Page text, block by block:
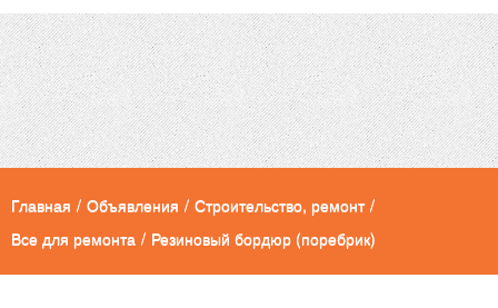
Главная / Объявления / Строительство, ремонт /
Все для ремонта / Резиновый бордюр (поребрик)